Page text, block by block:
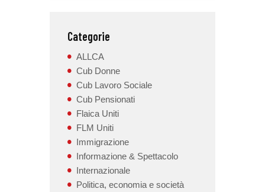
Categorie
ALLCA
Cub Donne
Cub Lavoro Sociale
Cub Pensionati
Flaica Uniti
FLM Uniti
Immigrazione
Informazione & Spettacolo
Internazionale
Politica, economia e società